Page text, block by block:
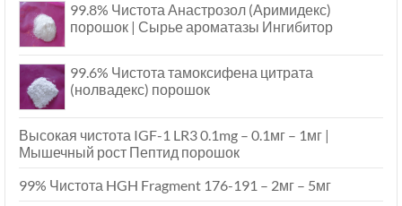
99.8% Чистота Анастрозол (Аримидекс)
порошок | Сырье ароматазы Ингибитор
99.6% Чистота тамоксифена цитрата
(нолвадекс) порошок
Высокая чистота IGF-1 LR3 0.1mg – 0.1мг – 1мг |
Мышечный рост Пептид порошок
99% Чистота HGH Fragment 176-191 – 2мг – 5мг